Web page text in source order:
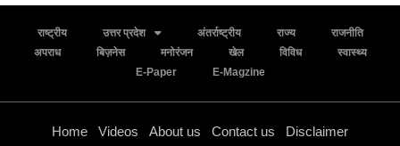
राष्ट्रीय उत्तर प्रदेश अंतर्राष्ट्रीय राज्य
राजनीति
अपराध
बिज़नेस मनोरंजन खेल विविध
स्वास्थ्य
E-Paper
E-Magzine
Home Videos About us Contact us
Disclaimer